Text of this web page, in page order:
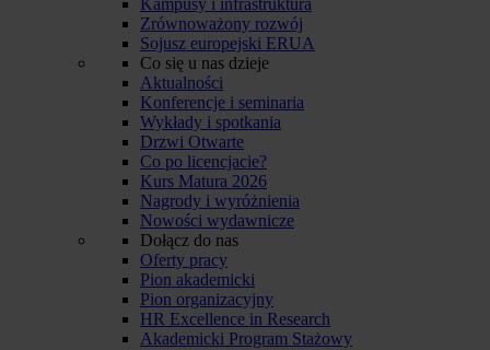
Zrównoważony rozwój
Sojusz europejski ERUA
Co się u nas dzieje
Aktualności
Konferencje i seminaria
Wykłady i spotkania
Drzwi Otwarte
Co po licencjacie?
Kurs Matura 2026
Nagrody i wyróżnienia
Nowości wydawnicze
Dołącz do nas
Oferty pracy
Pion akademicki
Pion organizacyjny
HR Excellence in Research
Akademicki Program Stażowy